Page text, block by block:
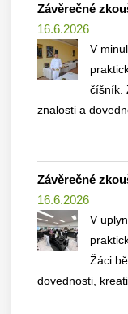
Závěrečné
16.6.2026
V
číšník.
znalosti a
Závěrečné
16.6.2026
V
Žáci
dovednosti,